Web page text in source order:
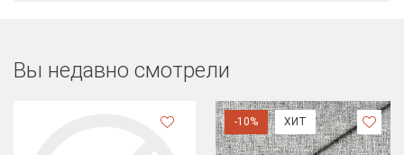
Вы недавно смотрели
-10% ХИТ